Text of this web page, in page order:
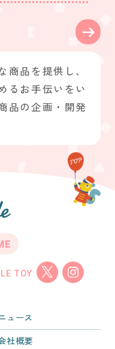
商品を提供し、
るお手伝いをい
品の企画・開発
TOY
ュース
社概要